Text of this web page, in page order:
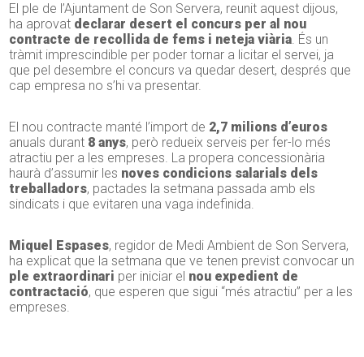
El ple de l’Ajuntament de Son Servera, reunit aquest dijous,
ha aprovat declarar desert el concurs per al nou
contracte de recollida de fems i neteja viària. És un
tràmit imprescindible per poder tornar a licitar el servei, ja
que pel desembre el concurs va quedar desert, després que
cap empresa no s’hi va presentar.
El nou contracte manté l’import de 2,7 milions d’euros
anuals durant 8 anys, però redueix serveis per fer-lo més
atractiu per a les empreses. La propera concessionària
haurà d’assumir les noves condicions salarials dels
treballadors, pactades la setmana passada amb els
sindicats i que evitaren una vaga indefinida.
Miquel Espases, regidor de Medi Ambient de Son Servera,
ha explicat que la setmana que ve tenen previst convocar un
ple extraordinari per iniciar el nou expedient de
contractació, que esperen que sigui “més atractiu” per a les
empreses.